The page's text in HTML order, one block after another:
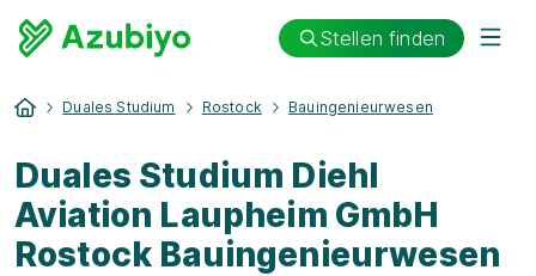
Stellen finden
Duales Studium Rostock Bauingenieurwesen
Duales Studium Diehl
Aviation Laupheim GmbH
Rostock Bauingenieurwesen